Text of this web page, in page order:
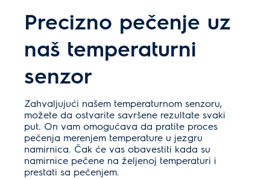
Precizno pečenje uz
naš temperaturni
senzor
Zahvaljujući našem temperaturnom senzoru,
možete da ostvarite savršene rezultate svaki
put. On vam omogućava da pratite proces
pečenja merenjem temperature u jezgru
namirnica. Čak će vas obavestiti kada su
namirnice pečene na željenoj temperaturi i
prestati sa pečenjem.